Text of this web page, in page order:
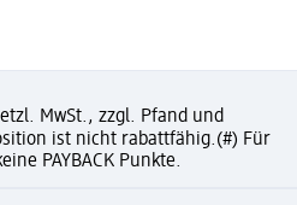
MwSt., zzgl. Pfand und
ist nicht rabattfähig.(#) Für
PAYBACK Punkte.